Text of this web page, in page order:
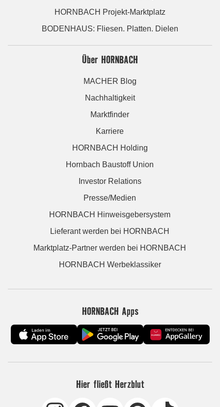
HORNBACH Projekt-Marktplatz
BODENHAUS: Fliesen. Platten. Dielen
Über HORNBACH
MACHER Blog
Nachhaltigkeit
Marktfinder
Karriere
HORNBACH Holding
Hornbach Baustoff Union
Investor Relations
Presse/Medien
HORNBACH Hinweisgebersystem
Lieferant werden bei HORNBACH
Marktplatz-Partner werden bei HORNBACH
HORNBACH Werbeklassiker
HORNBACH Apps
Hier fließt Herzblut